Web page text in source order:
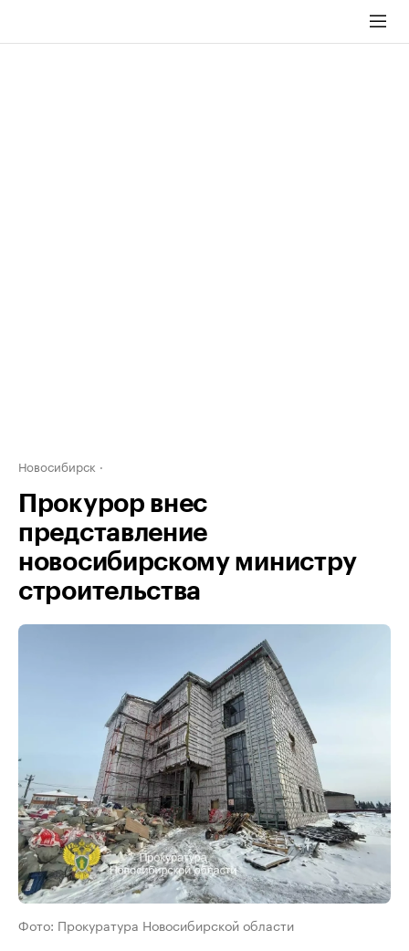
Новосибирск
Прокурор внес
представление
новосибирскому министру
строительства
Фото: Прокуратура Новосибирской области